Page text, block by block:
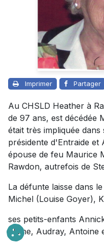
Imprimer Partager
Au CHSLD Heather à
de 97 ans, est décédée
était très impliquée
présidente d'Entraide et
épouse de feu Maurice
Rawdon, autrefois de
La défunte laisse dans
Michel (Louise Goyer),
ses petits-enfants
Élaine, Audray,